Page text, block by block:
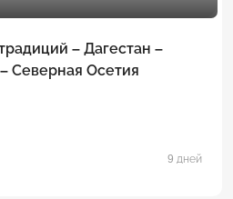
– Дагестан –
Северная Осетия
9 дней